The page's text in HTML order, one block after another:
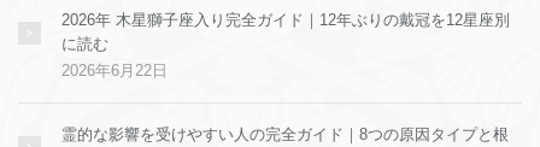
2026年 木星獅子座入り完全ガイド｜12年ぶりの戴冠を12星座別
に読む
2026年6月22日
霊的な影響を受けやすい人の完全ガイド｜8つの原因タイプと根